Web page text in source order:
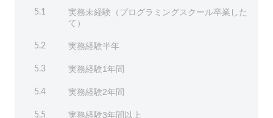
5.1
実務未経験（プログラミングスクール卒業した
て）
5.2 実務経験半年
5.3 実務経験1年間
5.4 実務経験2年間
5.5 実務経験3年間以上